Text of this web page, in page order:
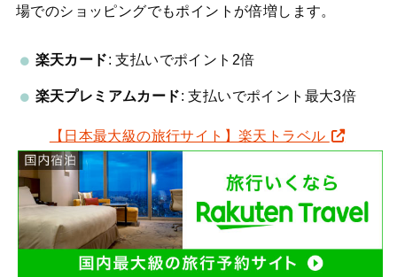
場でのショッピングでもポイントが倍増します。
楽天カード: 支払いでポイント2倍
楽天プレミアムカード: 支払いでポイント最大3倍
【日本最大級の旅行サイト】楽天トラベル